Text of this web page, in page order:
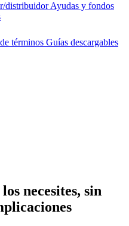
distribuidorAyudas y fondos
términos Guías descargables
necesites, sin